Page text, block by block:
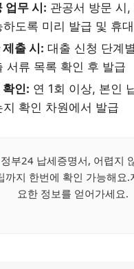
업무 시: 관공서 방문 시,
하도록 미리 발급 및 휴
출 시: 대출 신청 단계
서류 목록 확인 후 발급
확인: 연 1회 이상, 본인
지 확인 차원에서 발급
정부24 납세증명서, 어렵지
까지 한번에 확인 가능해요.
요한 정보를 얻어가세요.